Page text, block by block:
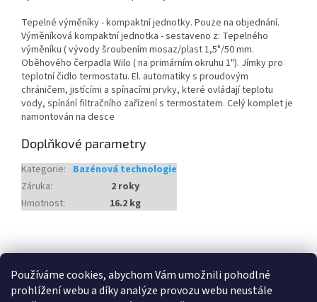
Používáme cookies, abychom Vám umožnili pohodlné
prohlížení webu a díky analýze provozu webu neustále
Tepelné výměníky - kompaktní jednotky. Pouze na objednání.
Výměníková kompaktní jednotka - sestaveno z: Tepelného
výměníku ( vývody šroubením mosaz/plast 1,5"/50 mm.
Oběhového čerpadla Wilo ( na primárním okruhu 1"). Jímky pro
teplotní čidlo termostatu. El. automatiky s proudovým
chráničem, jistícími a spínacími prvky, které ovládají teplotu
vody, spínání filtračního zařízení s termostatem. Celý komplet je
namontován na desce
Doplňkové parametry
Kategorie: Bazénová technologie
Záruka:
2 roky
Hmotnost: 16.2 kg
á